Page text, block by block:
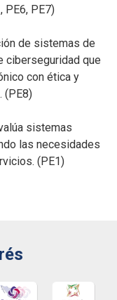
PE6, PE7)
de sistemas de
ciberseguridad que
con ética y
(PE8)
sistemas
las necesidades
(PE1)